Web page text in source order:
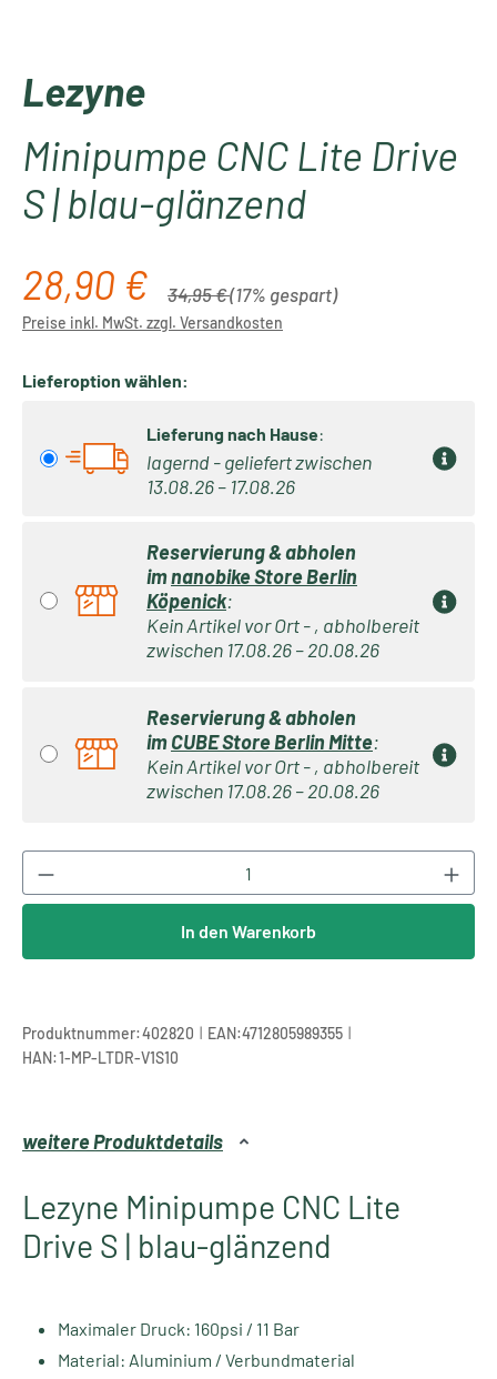
Lezyne
Minipumpe CNC Lite Drive
S | blau-glänzend
Verkaufspreis:
28,90 € Regulärer Preis:
34,95 €(17% gespart)
Preise inkl. MwSt. zzgl. Versandkosten
Lieferoption wählen:
Lieferung nach Hause:
lagernd - geliefert zwischen
13.08.26 – 17.08.26
Reservierung & abholen
imnanobike Store Berlin
Köpenick:
Kein Artikel vor Ort - , abholbereit
zwischen 17.08.26 – 20.08.26
Reservierung & abholen
imCUBE Store Berlin Mitte:
Kein Artikel vor Ort - , abholbereit
zwischen 17.08.26 – 20.08.26
Produkt Anzahl: Gib den gewünschten
In den Warenkorb
Produktnummer:402820 | EAN:4712805989355 |
HAN:1-MP-LTDR-V1S10
weitere Produktdetails
Lezyne Minipumpe CNC Lite
Drive S | blau-glänzend
Maximaler Druck: 160psi / 11 Bar
Material: Aluminium / Verbundmaterial